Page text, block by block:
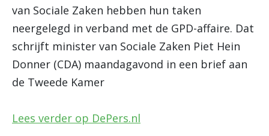
van Sociale Zaken hebben hun taken
neergelegd in verband met de GPD-affaire. Dat
schrijft minister van Sociale Zaken Piet Hein
Donner (CDA) maandagavond in een brief aan
de Tweede Kamer
Lees verder op DePers.nl